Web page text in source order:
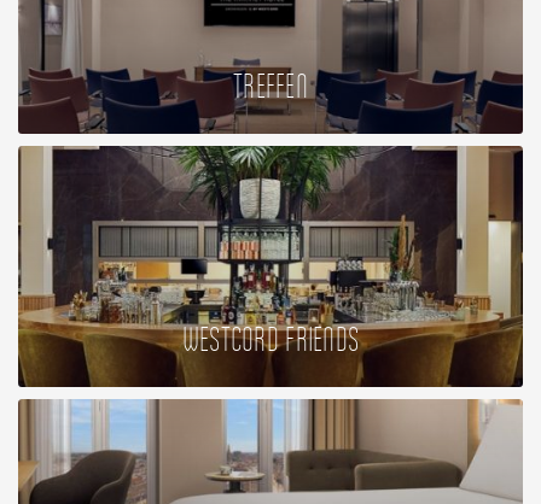
TREFFEN
WESTCORD FRIENDS